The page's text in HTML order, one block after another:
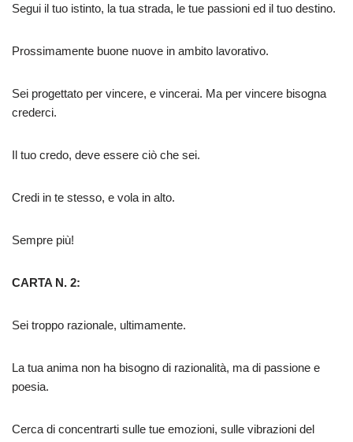
Segui il tuo istinto, la tua strada, le tue passioni ed il tuo destino.
Prossimamente buone nuove in ambito lavorativo.
Sei progettato per vincere, e vincerai. Ma per vincere bisogna
crederci.
Il tuo credo, deve essere ciò che sei.
Credi in te stesso, e vola in alto.
Sempre più!
CARTA N. 2:
Sei troppo razionale, ultimamente.
La tua anima non ha bisogno di razionalità, ma di passione e
poesia.
Cerca di concentrarti sulle tue emozioni, sulle vibrazioni del